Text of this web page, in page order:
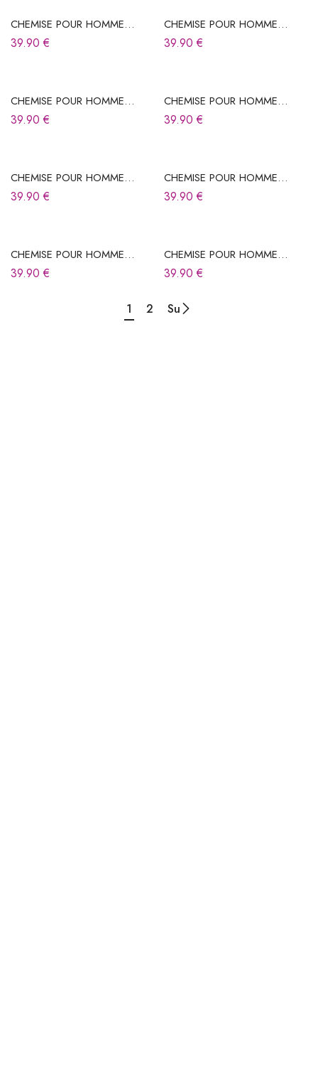
CHEMISE POUR HOMME
BLEUE À RAYURES
39.90€
CHEMISE POUR HOMME
BLEUE À RAYURES
39.90€
CHEMISE POUR HOMME
BLEUE À RAYURES
39.90€
CHEMISE POUR HOMME
BLEUE À RAYURES
39.90€
CHEMISE POUR HOMME
BLEUE À RAYURES
39.90€
CHEMISE POUR HOMME
BLEUE À RAYURES
39.90€
CHEMISE POUR HOMME
BLEUE FONCÉE
39.90€
CHEMISE POUR HOMME
BLEUE FONCÉE
39.90€
1 2 Su